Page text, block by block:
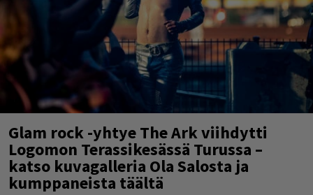
Glam rock -yhtye The Ark viihdytti
Logomon Terassikesässä Turussa –
katso kuvagalleria Ola Salosta ja
kumppaneista täältä